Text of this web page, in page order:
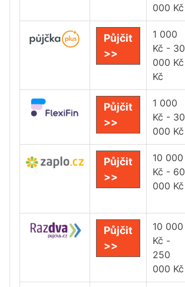
000 Kč
Půjčit
>>
1 000
Kč - 30
000 Kč
Kč
Půjčit
>>
1 000
Kč - 30
000 Kč
Půjčit
>>
10 000
Kč - 60
000 Kč
Půjčit
>>
10 000
Kč -
250
000 Kč